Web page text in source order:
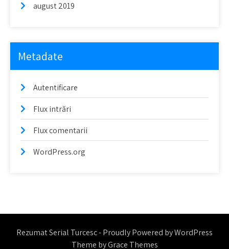
august 2019
Metadate
Autentificare
Flux intrări
Flux comentarii
WordPress.org
Rezumat Serial Turcesc - Proudly Powered by WordPress
Theme by Grace Themes